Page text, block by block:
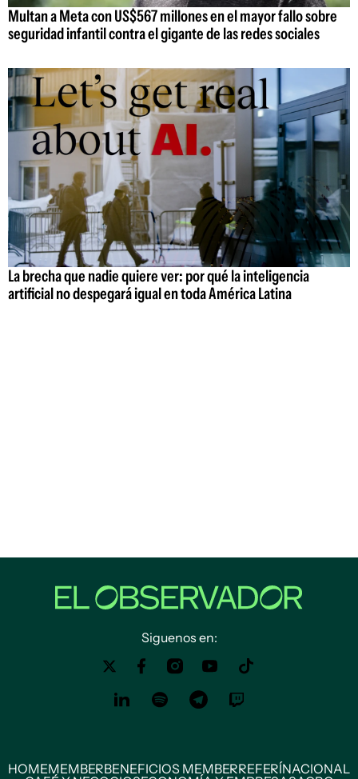
Multan a Meta con US$567 millones en el mayor fallo sobre
seguridad infantil contra el gigante de las redes sociales
La brecha que nadie quiere ver: por qué la inteligencia
artificial no despegará igual en toda América Latina
Siguenos en:
HOMEMEMBERBENEFICIOS MEMBERREFERÍNACIONAL